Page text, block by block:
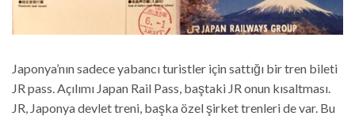
Japonya’nın sadece yabancı turistler için sattığı bir tren bileti
JR pass. Açılımı Japan Rail Pass, baştaki JR onun kısaltması.
JR, Japonya devlet treni, başka özel şirket trenleri de var. Bu